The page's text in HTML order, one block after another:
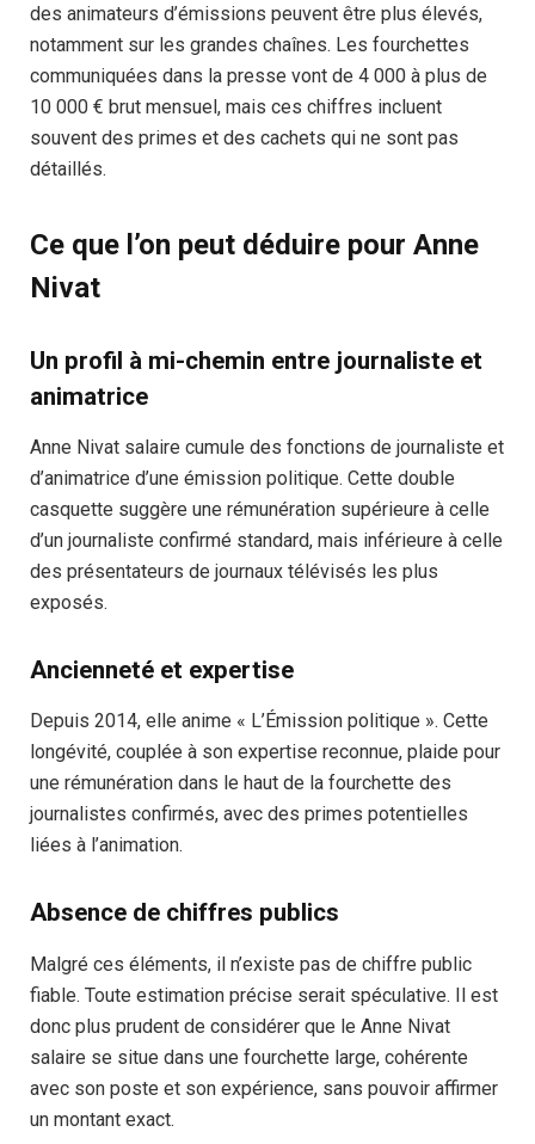
des animateurs d’émissions peuvent être plus élevés,
notamment sur les grandes chaînes. Les fourchettes
communiquées dans la presse vont de 4 000 à plus de
10 000 € brut mensuel, mais ces chiffres incluent
souvent des primes et des cachets qui ne sont pas
détaillés.
Ce que l’on peut déduire pour Anne
Nivat
Un profil à mi-chemin entre journaliste et
animatrice
Anne Nivat salaire cumule des fonctions de journaliste et
d’animatrice d’une émission politique. Cette double
casquette suggère une rémunération supérieure à celle
d’un journaliste confirmé standard, mais inférieure à celle
des présentateurs de journaux télévisés les plus
exposés.
Ancienneté et expertise
Depuis 2014, elle anime « L’Émission politique ». Cette
longévité, couplée à son expertise reconnue, plaide pour
une rémunération dans le haut de la fourchette des
journalistes confirmés, avec des primes potentielles
liées à l’animation.
Absence de chiffres publics
Malgré ces éléments, il n’existe pas de chiffre public
fiable. Toute estimation précise serait spéculative. Il est
donc plus prudent de considérer que le Anne Nivat
salaire se situe dans une fourchette large, cohérente
avec son poste et son expérience, sans pouvoir affirmer
un montant exact.